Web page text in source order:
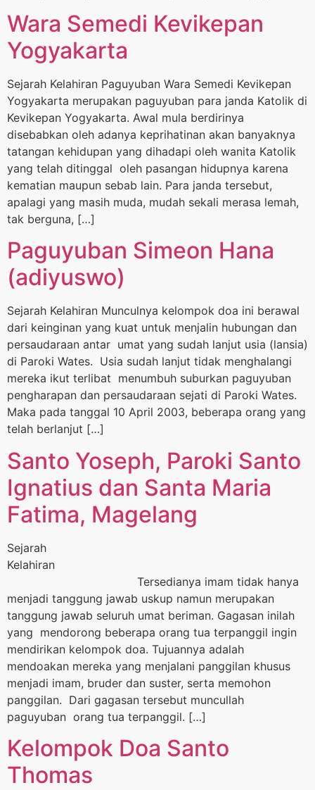
Wara Semedi Kevikepan
Yogyakarta
Sejarah Kelahiran Paguyuban Wara Semedi Kevikepan
Yogyakarta merupakan paguyuban para janda Katolik di
Kevikepan Yogyakarta. Awal mula berdirinya
disebabkan oleh adanya keprihatinan akan banyaknya
tatangan kehidupan yang dihadapi oleh wanita Katolik
yang telah ditinggal oleh pasangan hidupnya karena
kematian maupun sebab lain. Para janda tersebut,
apalagi yang masih muda, mudah sekali merasa lemah,
tak berguna, […]
Paguyuban Simeon Hana
(adiyuswo)
Sejarah Kelahiran Munculnya kelompok doa ini berawal
dari keinginan yang kuat untuk menjalin hubungan dan
persaudaraan antar umat yang sudah lanjut usia (lansia)
di Paroki Wates. Usia sudah lanjut tidak menghalangi
mereka ikut terlibat menumbuh suburkan paguyuban
pengharapan dan persaudaraan sejati di Paroki Wates.
Maka pada tanggal 10 April 2003, beberapa orang yang
telah berlanjut […]
Santo Yoseph, Paroki Santo
Ignatius dan Santa Maria
Fatima, Magelang
Sejarah
Tersedianya imam tidak hanya
menjadi tanggung jawab uskup namun merupakan
tanggung jawab seluruh umat beriman. Gagasan inilah
yang mendorong beberapa orang tua terpanggil ingin
mendirikan kelompok doa. Tujuannya adalah
mendoakan mereka yang menjalani panggilan khusus
menjadi imam, bruder dan suster, serta memohon
panggilan. Dari gagasan tersebut muncullah
paguyuban orang tua terpanggil. […]
Kelompok Doa Santo
Thomas